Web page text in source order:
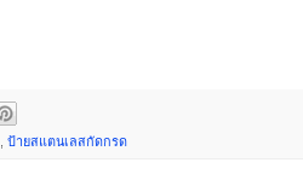
ป้ายสแตนเลสกัดกรด